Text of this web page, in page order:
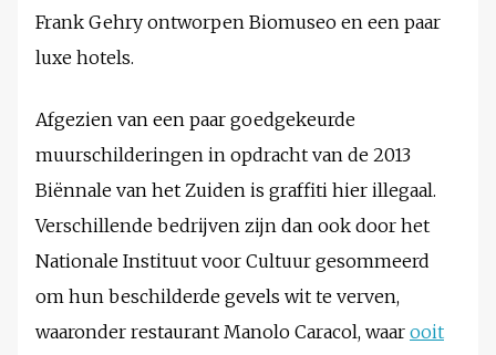
Frank Gehry ontworpen Biomuseo en een paar
luxe hotels.
Afgezien van een paar goedgekeurde
muurschilderingen in opdracht van de 2013
Biënnale van het Zuiden is graffiti hier illegaal.
Verschillende bedrijven zijn dan ook door het
Nationale Instituut voor Cultuur gesommeerd
om hun beschilderde gevels wit te verven,
waaronder restaurant Manolo Caracol, waar ooit